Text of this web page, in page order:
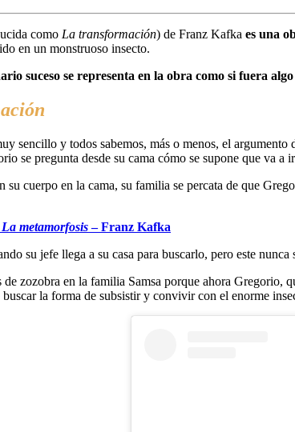
como La transformación) de Franz Kafka es una
en un monstruoso insecto.
suceso se representa en la obra como si fuera
sencillo y todos sabemos, más o menos, el
se pregunta desde su cama cómo se supone que va
su cuerpo en la cama, su familia se percata de que
La metamorfosis– Franz Kafka
su jefe llega a su casa para buscarlo, pero este
zozobra en la familia Samsa porque ahora Gregorio,
la forma de subsistir y convivir con el enorme